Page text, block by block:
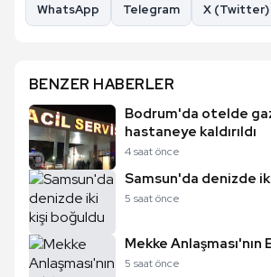
WhatsApp Telegram X (Twitter)
BENZER HABERLER
Bodrum'da otelde gaz
hastaneye kaldırıldı
4 saat önce
Samsun'da denizde
5 saat önce
Mekke Anlaşması'nın
5 saat önce